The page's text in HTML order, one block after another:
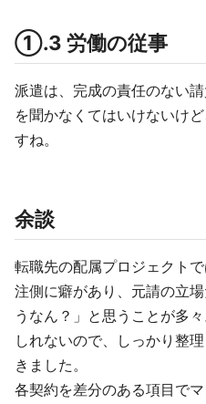
①.3 労働の従事
派遣は、完成の責任のない
を聞かなくてはいけないけ
すね。
余談
転職先の配属プロジェクト
注側に癖があり、元請の立
うなん？」と思うことが多
しれないので、しっかり整
きました。
各契約を差分のある項目で